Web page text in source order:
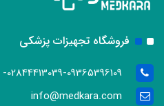
فروشگاه تجهیزات پزشکی
02844413039-09365396109- 02844413013
info@medkara.com